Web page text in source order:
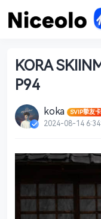
KORA
P94
koka SVIP摯友卡
2024-08-14